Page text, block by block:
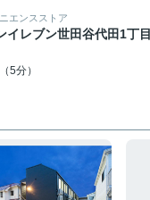
エンスストア
イレブン世田谷代田1丁目
5分）